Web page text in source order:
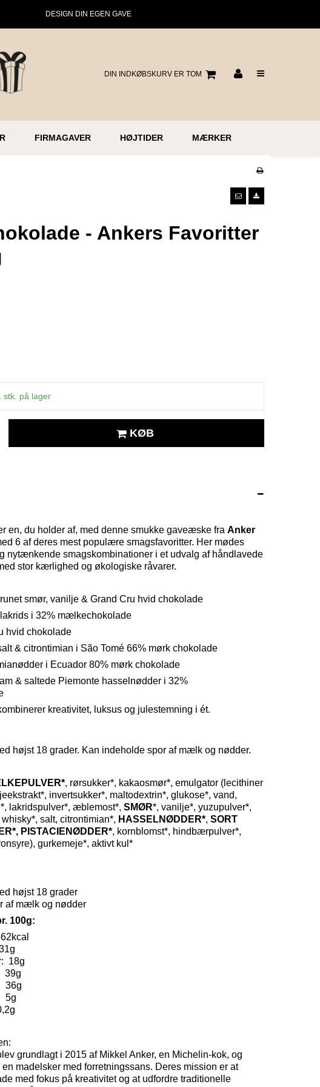
DESIGN DIN EGEN GAVE
DIN INDKØBSKURV ER TOM
FIRMAGAVER HØJTIDER MÆRKER
- Ankers Favoritter
stk. på lager
KØB
en, du holder af, med denne smukke gaveæske fra Anker
6 af deres mest populære smagsfavoritter. Her mødes
nytænkende smagskombinationer i et udvalg af håndlavede
stor kærlighed og økologiske råvarer.
smør, vanilje & Grand Cru hvid chokolade
i 32% mælkechokolade
hvid chokolade
& citrontimian i São Tomé 66% mørk chokolade
i Ecuador 80% mørk chokolade
& saltede Piemonte hasselnødder i 32%
kreativitet, luksus og julestemning i ét.
højst 18 grader. Kan indeholde spor af mælk og nødder.
, rørsukker*, kakaosmør*, emulgator (lecithiner
invertsukker*, maltodextrin*, glukose*, vand,
lakridspulver*, æblemost*, SMØR*, vanilje*, yuzupulver*,
salt, citrontimian*, HASSELNØDDER*, SORT
PISTACIENØDDER*, kornblomst*, hindbærpulver*,
gurkemeje*, aktivt kul*
højst 18 grader
af mælk og nødder
100g:
18g
grundlagt i 2015 af Mikkel Anker, en Michelin-kok, og
madelsker med forretningssans. Deres mission er at
med fokus på kreativitet og at udfordre traditionelle